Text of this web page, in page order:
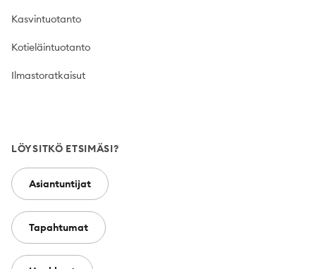
Kasvintuotanto
Kotieläintuotanto
Ilmastoratkaisut
LÖYSITKÖ ETSIMÄSI?
Asiantuntijat
Tapahtumat